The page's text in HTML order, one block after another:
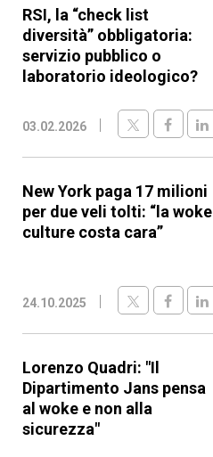
RSI, la “check list
diversità” obbligatoria:
servizio pubblico o
laboratorio ideologico?
03.02.2026
New York paga 17 milioni
per due veli tolti: “la woke
culture costa cara”
24.10.2025
Lorenzo Quadri: "Il
Dipartimento Jans pensa
al woke e non alla
sicurezza"